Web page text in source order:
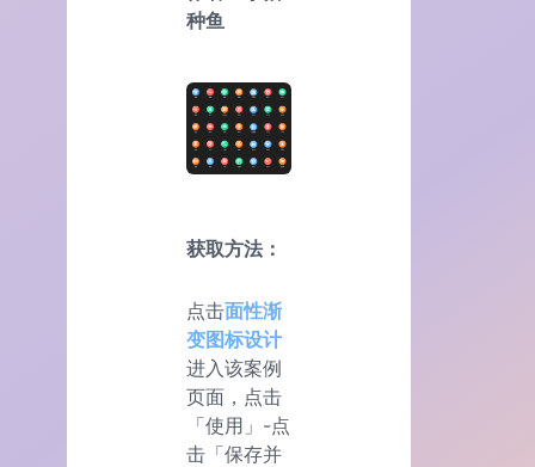
种鱼
获取方法：
点击面性渐
变图标设计
进入该案例
页面，点击
「使用」-点
击「保存并